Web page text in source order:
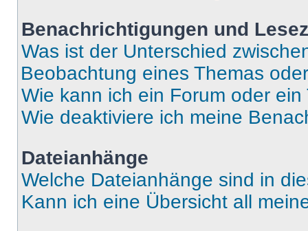
Benachrichtigungen und
Was ist der Unterschied
Beobachtung eines Themas
Wie kann ich ein Forum oder
Wie deaktiviere ich meine
Dateianhänge
Welche Dateianhänge sind in
Kann ich eine Übersicht all